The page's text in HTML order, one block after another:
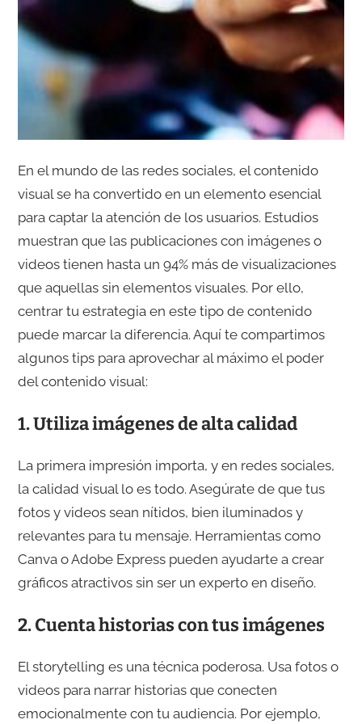
En el mundo de las redes sociales, el contenido
visual se ha convertido en un elemento esencial
para captar la atención de los usuarios. Estudios
muestran que las publicaciones con imágenes o
videos tienen hasta un 94% más de visualizaciones
que aquellas sin elementos visuales. Por ello,
centrar tu estrategia en este tipo de contenido
puede marcar la diferencia. Aquí te compartimos
algunos tips para aprovechar al máximo el poder
del contenido visual:
1.Utiliza imágenes de alta calidad
La primera impresión importa, y en redes sociales,
la calidad visual lo es todo. Asegúrate de que tus
fotos y videos sean nítidos, bien iluminados y
relevantes para tu mensaje. Herramientas como
Canva o Adobe Express pueden ayudarte a crear
gráficos atractivos sin ser un experto en diseño.
2.Cuenta historias con tus imágenes
El storytelling es una técnica poderosa. Usa fotos o
videos para narrar historias que conecten
emocionalmente con tu audiencia. Por ejemplo,